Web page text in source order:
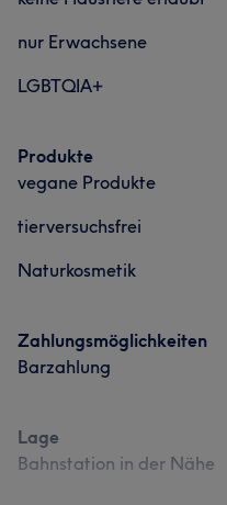
nur Erwachsene
LGBTQIA+
Produkte
vegane Produkte
tierversuchsfrei
Naturkosmetik
Zahlungsmöglichkeiten
Barzahlung
Lage
Bahnstation in der Nähe